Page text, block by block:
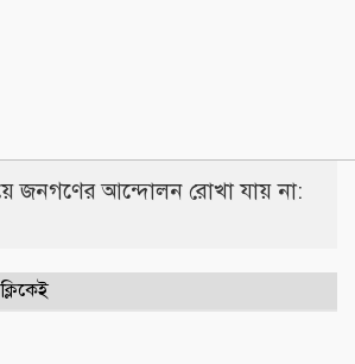
জনগণের আন্দোলন রোখা যায় না: